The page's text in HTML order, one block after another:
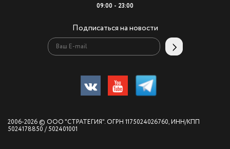
09:00 - 23:00
Подписаться на новости
2006-2026 © ООО "СТРАТЕГИЯ". ОГРН 1175024026760, ИНН/КПП
5024178850 / 502401001